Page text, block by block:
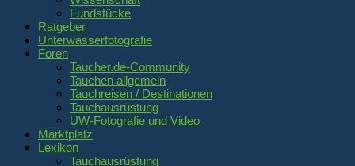
Fundstücke
Ratgeber
Unterwasserfotografie
Foren
Taucher.de-Community
Tauchen allgemein
Tauchreisen / Destinationen
Tauchausrüstung
UW-Fotografie und Video
Marktplatz
Lexikon
Tauchausrüstung